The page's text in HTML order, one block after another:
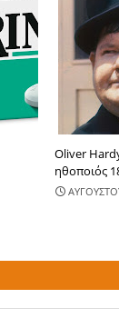
Oliver
ηθοποιός